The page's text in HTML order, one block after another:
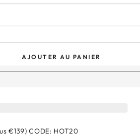
AJOUTER AU PANIER
€139)CODE: HOT20